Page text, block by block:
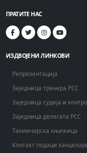
ПРАТИТЕ НАС
ИЗДВОЈЕНИ ЛИНКОВИ
Репрезентација
Заједница тренера РСС
Заједница судија и
Заједница делегата РСС
Такмичарска књижица
Контакт подаци